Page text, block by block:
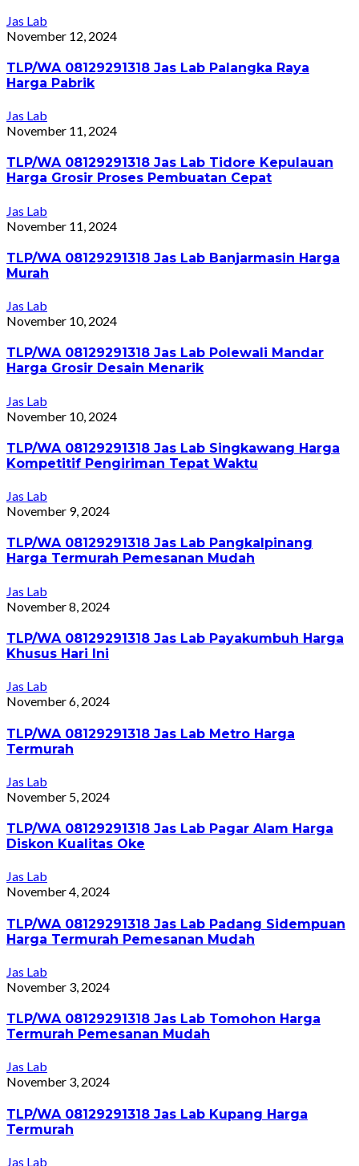
Jas Lab
November 12, 2024
TLP/WA 08129291318 Jas Lab Palangka Raya
Harga Pabrik
Jas Lab
November 11, 2024
TLP/WA 08129291318 Jas Lab Tidore Kepulauan
Harga Grosir Proses Pembuatan Cepat
Jas Lab
November 11, 2024
TLP/WA 08129291318 Jas Lab Banjarmasin Harga
Murah
Jas Lab
November 10, 2024
TLP/WA 08129291318 Jas Lab Polewali Mandar
Harga Grosir Desain Menarik
Jas Lab
November 10, 2024
TLP/WA 08129291318 Jas Lab Singkawang Harga
Kompetitif Pengiriman Tepat Waktu
Jas Lab
November 9, 2024
TLP/WA 08129291318 Jas Lab Pangkalpinang
Harga Termurah Pemesanan Mudah
Jas Lab
November 8, 2024
TLP/WA 08129291318 Jas Lab Payakumbuh Harga
Khusus Hari Ini
Jas Lab
November 6, 2024
TLP/WA 08129291318 Jas Lab Metro Harga
Termurah
Jas Lab
November 5, 2024
TLP/WA 08129291318 Jas Lab Pagar Alam Harga
Diskon Kualitas Oke
Jas Lab
November 4, 2024
TLP/WA 08129291318 Jas Lab Padang Sidempuan
Harga Termurah Pemesanan Mudah
Jas Lab
November 3, 2024
TLP/WA 08129291318 Jas Lab Tomohon Harga
Termurah Pemesanan Mudah
Jas Lab
November 3, 2024
TLP/WA 08129291318 Jas Lab Kupang Harga
Termurah
Jas Lab